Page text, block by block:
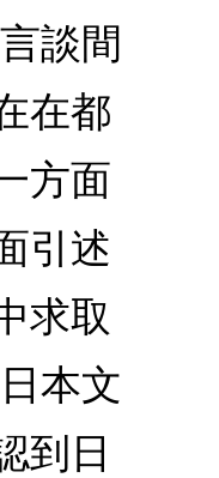
談間
在都
方面
引述
求取
本文
到日